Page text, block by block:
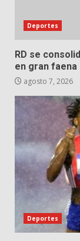
Deportes
RD se
en gran faena
agosto 7, 2026
Deportes